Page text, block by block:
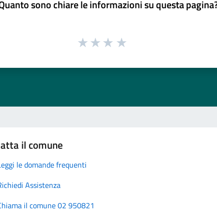
sono chiare le informazioni su questa
il comune
le domande frequenti
Assistenza
il comune 02 950821